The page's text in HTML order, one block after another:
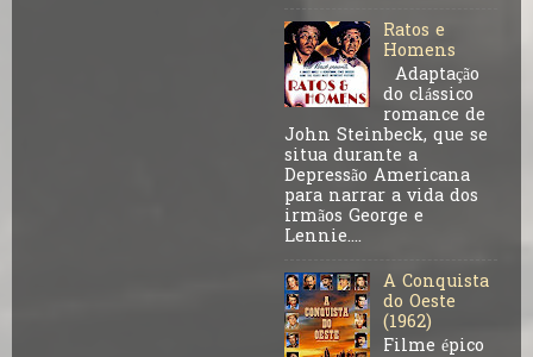
Ratos e
Homens
Adaptação
do clássico
romance de
John Steinbeck, que se
situa durante a
Depressão Americana
para narrar a vida dos
irmãos George e
Lennie....
A Conquista
do Oeste
(1962)
Filme épico